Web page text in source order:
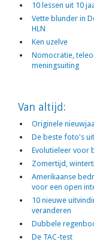
10 lessen uit 10
Vette blunder in
HLN
Ken uzelve
Nomocratie,
meningsuiting
Van altijd:
Originele
De beste foto's
Evolutieleer voor
Zomertijd,
Amerikaanse
voor een open
10 nieuwe
veranderen
Dubbele
De TAC-test